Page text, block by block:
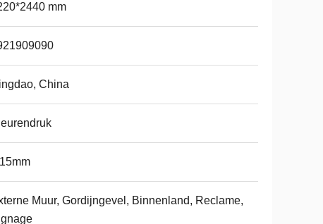
mm
China
Muur, Gordijngevel, Binnenland, Reclame,